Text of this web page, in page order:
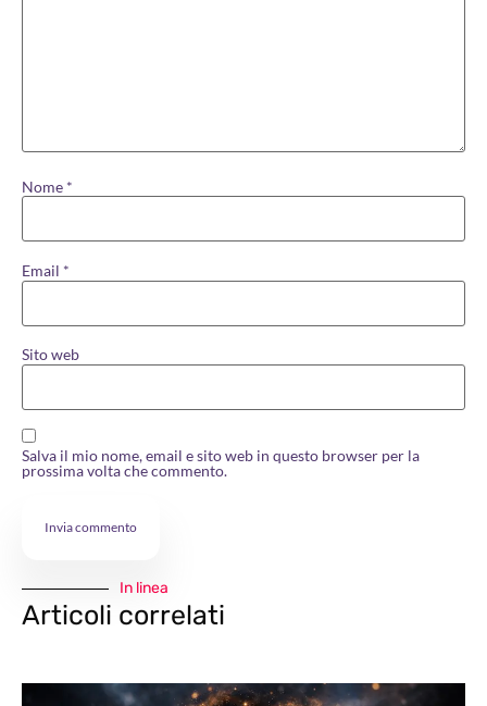
Nome *
Email *
Sito web
Salva il mio nome, email e sito web in questo browser per la
prossima volta che commento.
In linea
Articoli correlati